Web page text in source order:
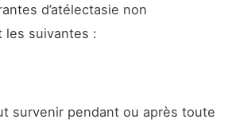
d’atélectasie non
les suivantes :
survenir pendant ou après toute